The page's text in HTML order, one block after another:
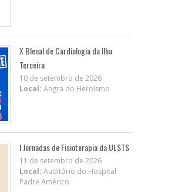
X BIenal de Cardiologia da Ilha
Terceira
10 de setembro de 2026
Local: Angra do Heroísmo
I Jornadas de Fisioterapia da ULSTS
11 de setembro de 2026
Local: Auditório do Hospital
Padre Américo